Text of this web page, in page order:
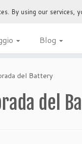
Blog
del Battery
del
By using our